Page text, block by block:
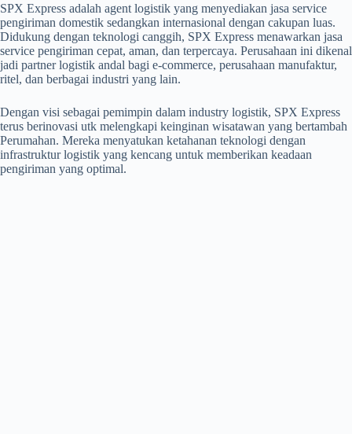
SPX Express adalah agent logistik yang menyediakan jasa service
pengiriman domestik sedangkan internasional dengan cakupan luas.
Didukung dengan teknologi canggih, SPX Express menawarkan jasa
service pengiriman cepat, aman, dan terpercaya. Perusahaan ini dikenal
jadi partner logistik andal bagi e-commerce, perusahaan manufaktur,
ritel, dan berbagai industri yang lain.
Dengan visi sebagai pemimpin dalam industry logistik, SPX Express
terus berinovasi utk melengkapi keinginan wisatawan yang bertambah
Perumahan. Mereka menyatukan ketahanan teknologi dengan
infrastruktur logistik yang kencang untuk memberikan keadaan
pengiriman yang optimal.